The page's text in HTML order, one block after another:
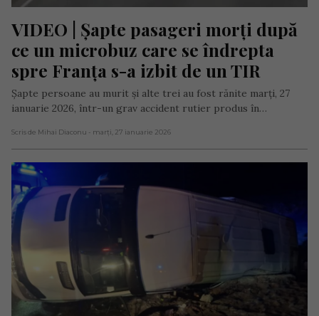
VIDEO | Șapte pasageri morți după
ce un microbuz care se îndrepta
spre Franța s-a izbit de un TIR
Șapte persoane au murit și alte trei au fost rănite marți, 27
ianuarie 2026, într-un grav accident rutier produs în…
Scris de Mihai Diaconu - marți, 27 ianuarie 2026